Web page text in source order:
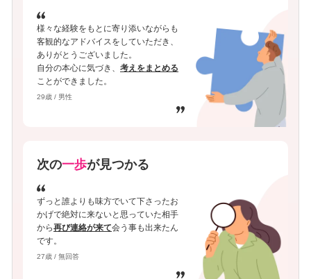
様々な経験をもとに寄り添いながらも
客観的なアドバイスをしていただき、
ありがとうございました。
自分の本心に気づき、 考えをまとめる
ことができました。
29歳 / 男性
次の一歩が見つかる
ずっと誰よりも味方でいて下さったお
かげで絶対に来ないと思っていた相手
から再び連絡が来て会う事も出来たん
です。
27歳 / 無回答